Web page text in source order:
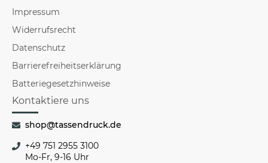
Impressum
Widerrufsrecht
Datenschutz
Barrierefreiheitserklärung
Batteriegesetzhinweise
Kontaktiere uns
shop@tassendruck.de
+49 751 2955 3100
Mo-Fr, 9-16 Uhr